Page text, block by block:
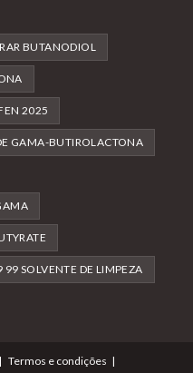
BUTANODIOL
2025
GAMA-BUTIROLACTONA
SOLVENTE DE LIMPEZA
Termos e condições